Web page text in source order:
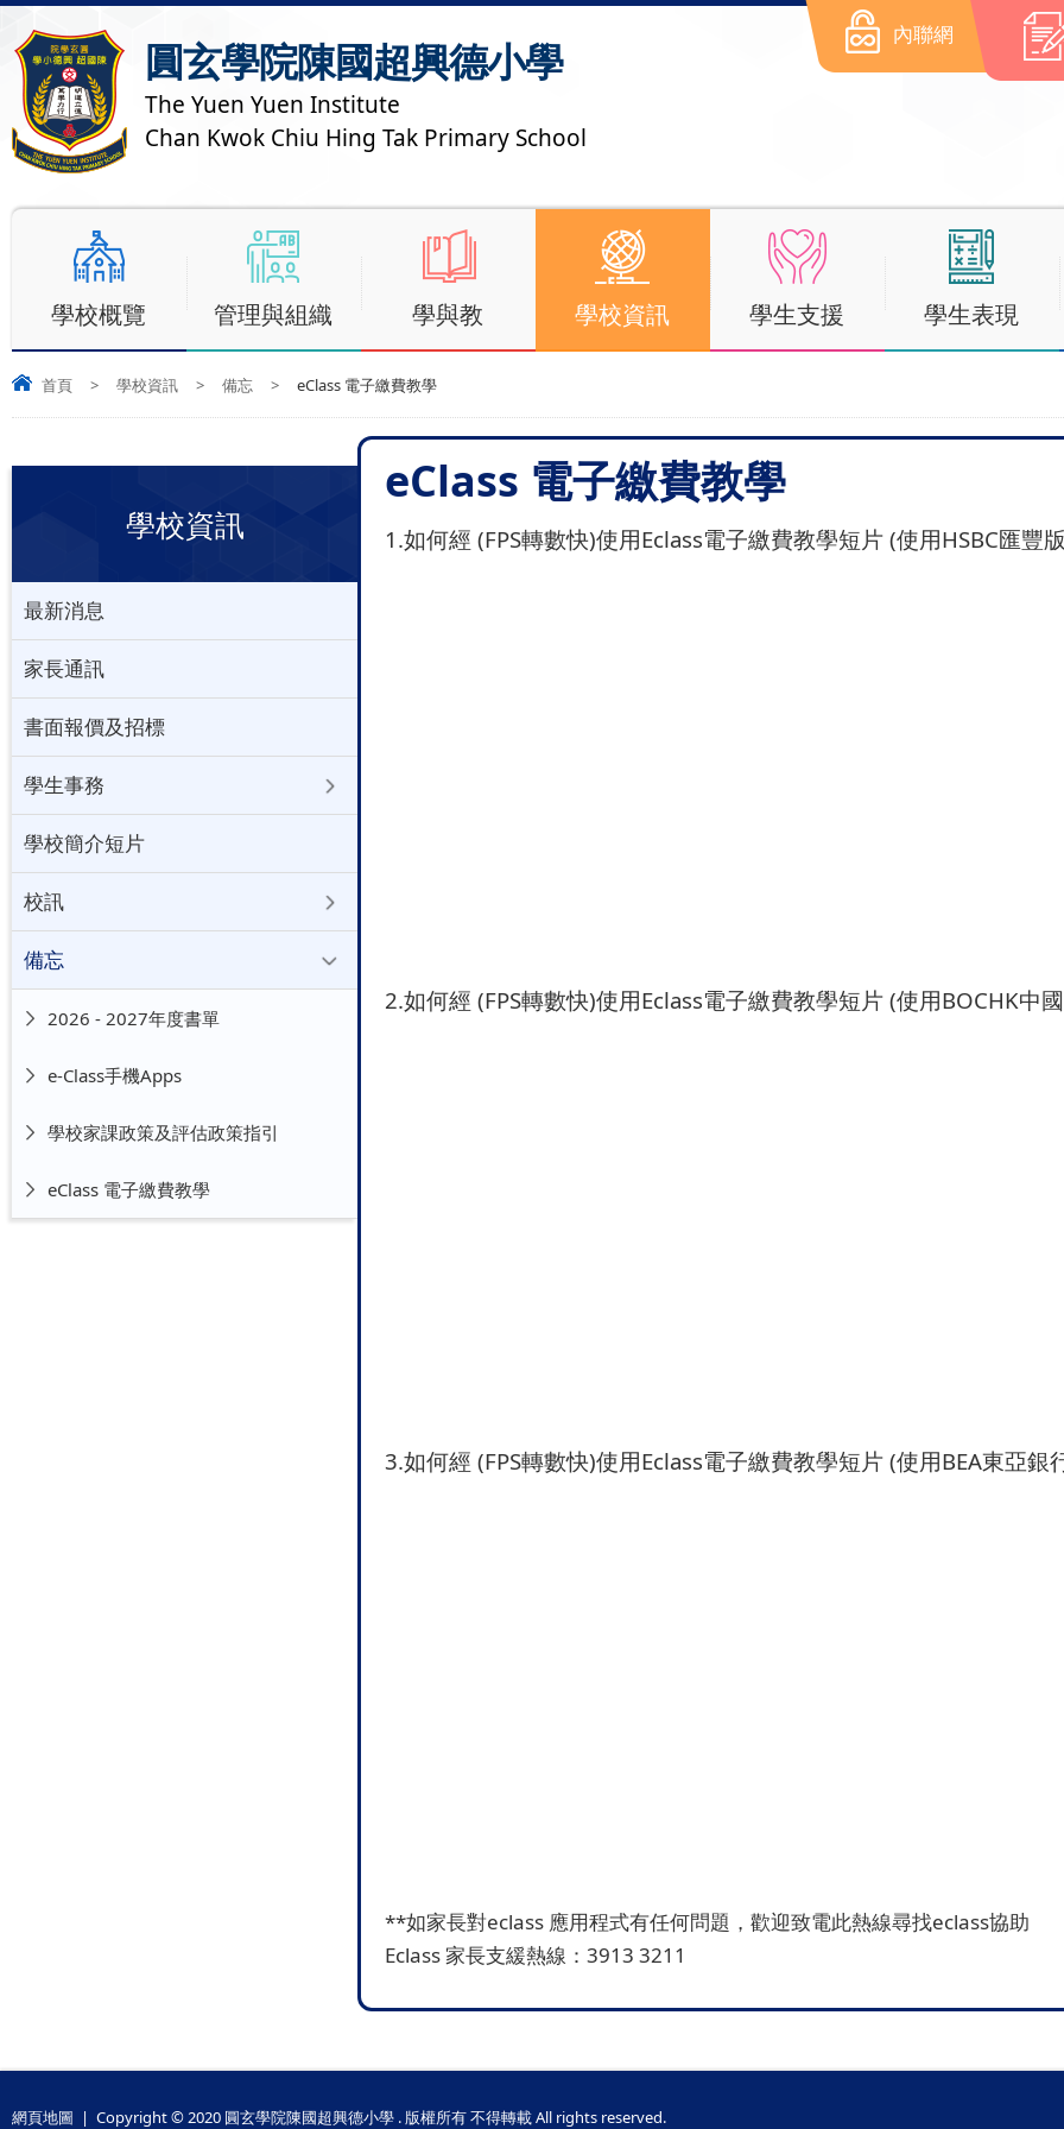
圓玄學院陳國超興德小學
The Yuen Yuen Institute
Chan Kwok Chiu Hing Tak Primary School
內聯網
學校概覽 管理與組織 學與教 學校資訊 學生支援 學生表現
首頁 > 學校資訊 > 備忘 > eClass 電子繳費教學
eClass 電子繳費教學
1.如何經 (FPS轉數快)使用Eclass電子繳費教學短片 (使用HSBC匯豐
2.如何經 (FPS轉數快)使用Eclass電子繳費教學短片 (使用BOCHK中
3.如何經 (FPS轉數快)使用Eclass電子繳費教學短片 (使用BEA東亞銀
**如家長對eclass 應用程式有任何問題，歡迎致電此熱線尋找eclass協助
Eclass 家長支緩熱線：3913 3211
學校資訊
最新消息
家長通訊
書面報價及招標
學生事務
學校簡介短片
校訊
備忘
2026 - 2027年度書單
e-Class手機Apps
學校家課政策及評估政策指引
eClass 電子繳費教學
網頁地圖 | Copyright © 2020 圓玄學院陳國超興德小學 . 版權所有 不得轉載 All rights reserved.